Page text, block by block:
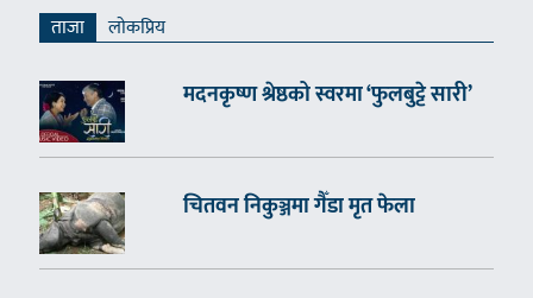
ताजा लाेकप्रिय
मदनकृष्ण श्रेष्ठको स्वरमा ‘फुलबुट्टे सारी’
चितवन निकुञ्जमा गैँडा मृत फेला